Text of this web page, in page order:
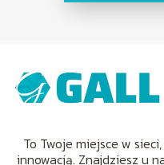
To Twoje miejsce w
innowacją. Znajdziesz u